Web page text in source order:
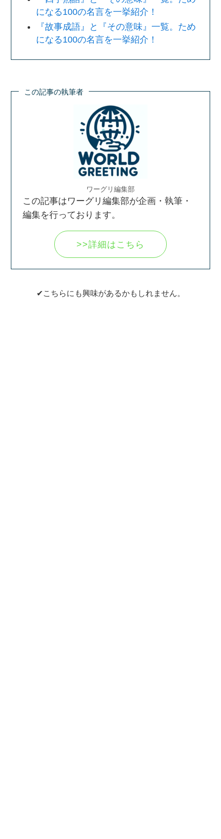
になる100の名言を一挙紹介！
『故事成語』と『その意味』一覧。ため
になる100の名言を一挙紹介！
この記事の執筆者
ワーグリ編集部
この記事はワーグリ編集部が企画・執筆・
編集を行っております。
>>詳細はこちら
✔こちらにも興味があるかもしれません。